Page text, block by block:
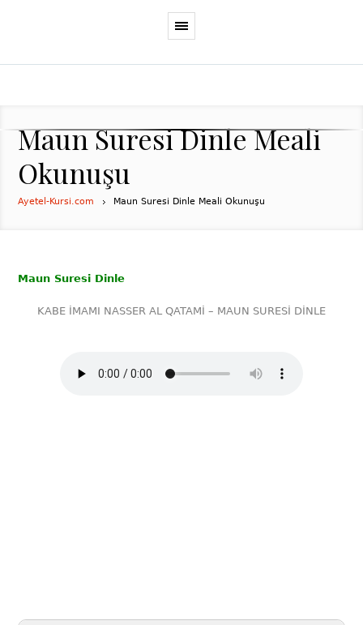
Maun Suresi Dinle Meali
Okunuşu
Ayetel-Kursi.com Maun Suresi Dinle Meali Okunuşu
Maun Suresi Dinle
KABE İMAMI NASSER AL QATAMİ – MAUN SURESİ DİNLE